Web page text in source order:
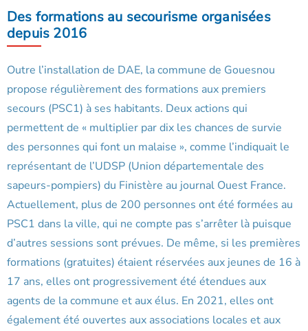
Des formations au secourisme organisées
depuis 2016
Outre l’installation de DAE, la commune de Gouesnou
propose régulièrement des formations aux premiers
secours (PSC1) à ses habitants. Deux actions qui
permettent de « multiplier par dix les chances de survie
des personnes qui font un malaise », comme l’indiquait le
représentant de l’UDSP (Union départementale des
sapeurs-pompiers) du Finistère au journal Ouest France.
Actuellement, plus de 200 personnes ont été formées au
PSC1 dans la ville, qui ne compte pas s’arrêter là puisque
d’autres sessions sont prévues. De même, si les premières
formations (gratuites) étaient réservées aux jeunes de 16 à
17 ans, elles ont progressivement été étendues aux
agents de la commune et aux élus. En 2021, elles ont
également été ouvertes aux associations locales et aux